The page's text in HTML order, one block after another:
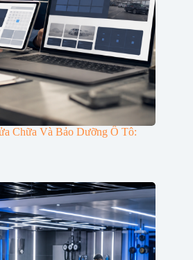
Chữa Và Bảo Dưỡng Ô Tô: